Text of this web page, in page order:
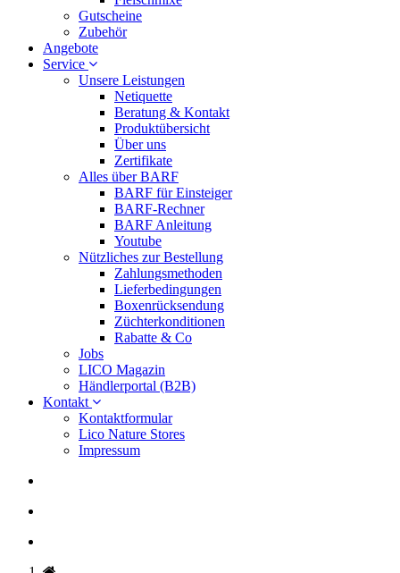
Gutscheine
Zubehör
Angebote
Service
Unsere Leistungen
Netiquette
Beratung & Kontakt
Produktübersicht
Über uns
Zertifikate
Alles über BARF
BARF für Einsteiger
BARF-Rechner
BARF Anleitung
Youtube
Nützliches zur Bestellung
Zahlungsmethoden
Lieferbedingungen
Boxenrücksendung
Züchterkonditionen
Rabatte & Co
Jobs
LICO Magazin
Händlerportal (B2B)
Kontakt
Kontaktformular
Lico Nature Stores
Impressum